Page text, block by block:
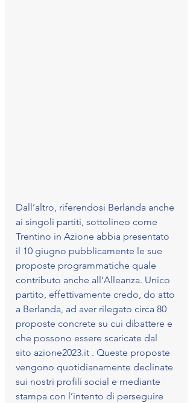
Dall’altro, riferendosi Berlanda anche
ai singoli partiti, sottolineo come
Trentino in Azione abbia presentato
il 10 giugno pubblicamente le sue
proposte programmatiche quale
contributo anche all’Alleanza. Unico
partito, effettivamente credo, do atto
a Berlanda, ad aver rilegato circa 80
proposte concrete su cui dibattere e
che possono essere scaricate dal
sito azione2023.it . Queste proposte
vengono quotidianamente declinate
sui nostri profili social e mediante
stampa con l’intento di perseguire